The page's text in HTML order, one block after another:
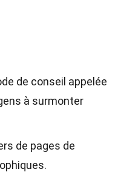
de conseil appelée
à surmonter
de pages de